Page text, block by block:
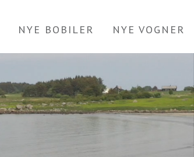
NYE BOBILER NYE VOGNER